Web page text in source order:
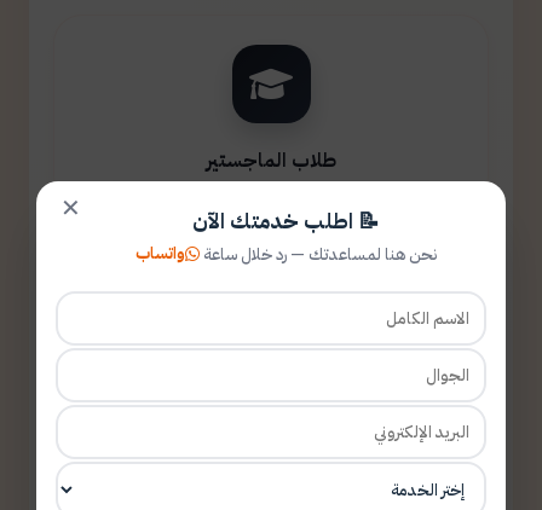
طلاب الماجستير
✕ 📝 اطلب خدمتك الآن
نحن هنا لمساعدتك — رد خلال ساعة واتساب